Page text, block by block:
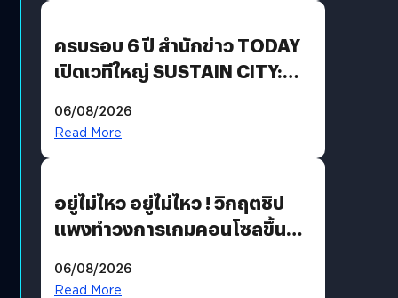
ครบรอบ 6 ปี สำนักข่าว TODAY
เปิดเวทีใหญ่ SUSTAIN CITY:
แนวทางปรับตัวสู่เศรษฐกิจสี
06/08/2026
Read More
อยู่ไม่ไหว อยู่ไม่ไหว ! วิกฤตชิป
แพงทำวงการเกมคอนโซลขึ้น
?
06/08/2026
Read More